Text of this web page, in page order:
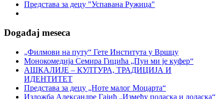
Представа за децу "Успавана Ружица"
Događaj meseca
„Филмови на путу“ Гетe Института у Вршцу
Монокомедија Семира Гицића „Пун ми је куфер“
АШКАЛИЈЕ – КУЛТУРА, ТРАДИЦИЈА И
ИДЕНТИТЕТ
Представа за децу „Ноте малог Моцарта“
Изложба Александре Гајић „Између поласка и доласка“